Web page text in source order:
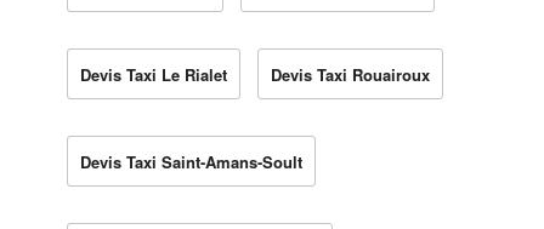
Devis Taxi Le Rialet Devis Taxi Rouairoux
Devis Taxi Saint-Amans-Soult